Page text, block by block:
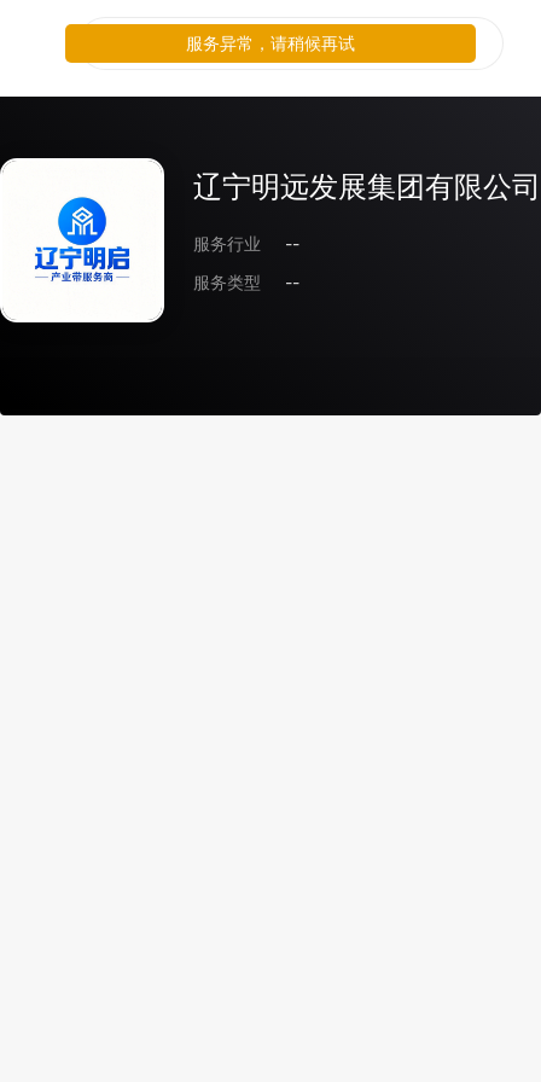
辽宁明远发展集团有限公司
服务行业
--
服务类型
--
服务异常，请稍候再试